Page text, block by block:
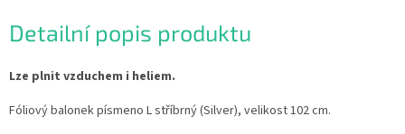
Detailní popis produktu
Lze plnit vzduchem i heliem.
Fóliový balonek písmeno L stříbrný (Silver), velikost 102 cm.